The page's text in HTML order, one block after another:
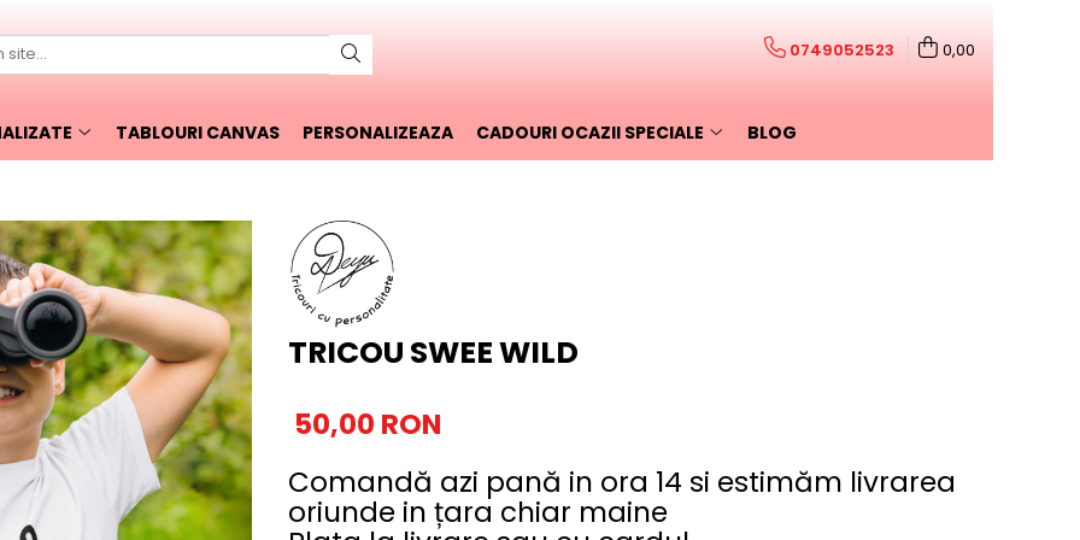
0749052523 0,00
TABLOURI CANVAS PERSONALIZEAZA CADOURI OCAZII SPECIALE BLOG
TRICOU SWEE WILD
50,00 RON
Comandă azi pană in ora 14 si estimăm livrarea
oriunde in țara chiar maine